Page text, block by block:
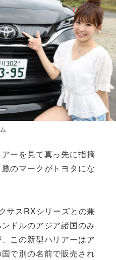
ーを見て真っ先に指摘
のマークがトヨタにな
サスRXシリーズとの兼
ドルのアジア諸国のみ
この新型ハリアーはア
で別の名前で販売され